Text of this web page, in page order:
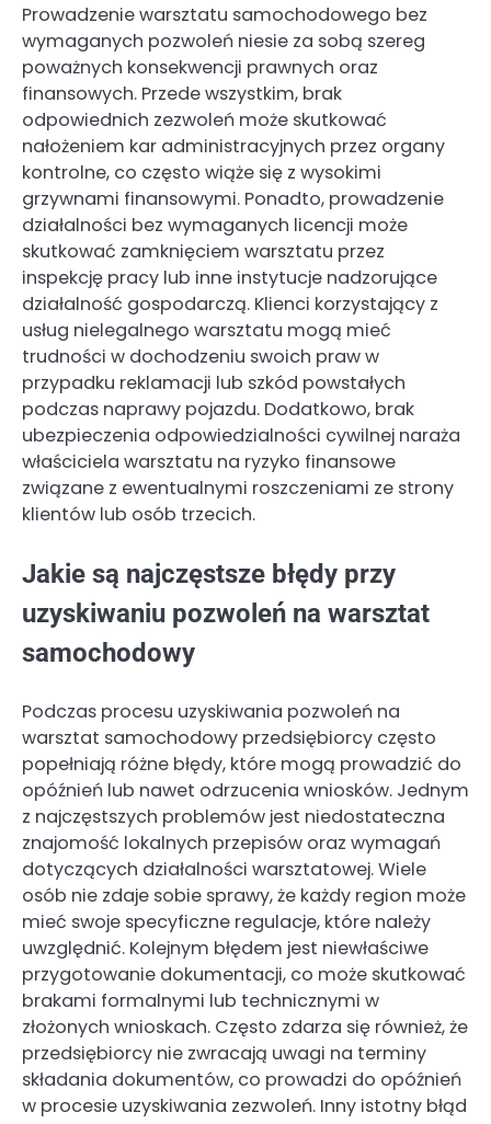
Prowadzenie warsztatu samochodowego bez
wymaganych pozwoleń niesie za sobą szereg
poważnych konsekwencji prawnych oraz
finansowych. Przede wszystkim, brak
odpowiednich zezwoleń może skutkować
nałożeniem kar administracyjnych przez organy
kontrolne, co często wiąże się z wysokimi
grzywnami finansowymi. Ponadto, prowadzenie
działalności bez wymaganych licencji może
skutkować zamknięciem warsztatu przez
inspekcję pracy lub inne instytucje nadzorujące
działalność gospodarczą. Klienci korzystający z
usług nielegalnego warsztatu mogą mieć
trudności w dochodzeniu swoich praw w
przypadku reklamacji lub szkód powstałych
podczas naprawy pojazdu. Dodatkowo, brak
ubezpieczenia odpowiedzialności cywilnej naraża
właściciela warsztatu na ryzyko finansowe
związane z ewentualnymi roszczeniami ze strony
klientów lub osób trzecich.
Jakie są najczęstsze błędy przy
uzyskiwaniu pozwoleń na warsztat
samochodowy
Podczas procesu uzyskiwania pozwoleń na
warsztat samochodowy przedsiębiorcy często
popełniają różne błędy, które mogą prowadzić do
opóźnień lub nawet odrzucenia wniosków. Jednym
z najczęstszych problemów jest niedostateczna
znajomość lokalnych przepisów oraz wymagań
dotyczących działalności warsztatowej. Wiele
osób nie zdaje sobie sprawy, że każdy region może
mieć swoje specyficzne regulacje, które należy
uwzględnić. Kolejnym błędem jest niewłaściwe
przygotowanie dokumentacji, co może skutkować
brakami formalnymi lub technicznymi w
złożonych wnioskach. Często zdarza się również, że
przedsiębiorcy nie zwracają uwagi na terminy
składania dokumentów, co prowadzi do opóźnień
w procesie uzyskiwania zezwoleń. Inny istotny błąd